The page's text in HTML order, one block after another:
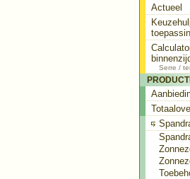
Actueel
Serre /